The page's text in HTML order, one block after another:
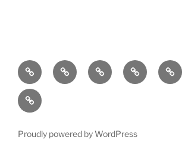
AttualitàCronacaPolitica Economia
Contatti
Proudly powered by WordPress